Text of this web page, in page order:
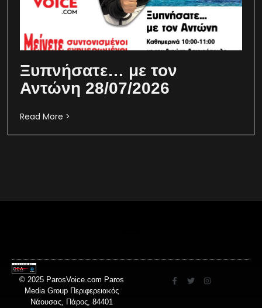
Ξυπνήσατε… με τον
Αντώνη 28/07/2026
Read More >
© 2025 ParosVoice.com Paros
Media Group Περιφερειακός
Νάουσας, Πάρος, 84401